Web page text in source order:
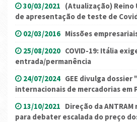
30/03/2021 (Atualização) Reino
de apresentação de teste de
02/03/2016 Missões
25/08/2020 COVID-19: Itália
entrada/permanência
24/07/2024 GEE divulga
internacionais de mercadorias em
13/10/2021 Direção da
para debater escalada do preço